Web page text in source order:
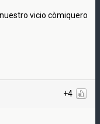
vicio còmiquero
+4